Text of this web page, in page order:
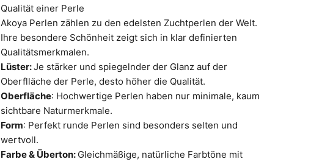
Qualität einer Perle
Akoya Perlen zählen zu den edelsten Zuchtperlen der Welt.
Ihre besondere Schönheit zeigt sich in klar definierten
Qualitätsmerkmalen.
Lüster:Je stärker und spiegelnder der Glanz auf der
Oberflläche der Perle, desto höher die Qualität.
Oberfläche: Hochwertige Perlen haben nur minimale, kaum
sichtbare Naturmerkmale.
Form: Perfekt runde Perlen sind besonders selten und
wertvoll.
Farbe & Überton: Gleichmäßige, natürliche Farbtöne mit